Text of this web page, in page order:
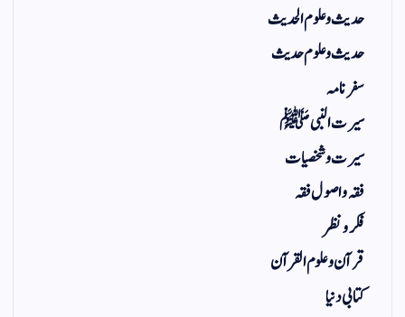
حدیث و علوم الحدیث
حدیث و علوم حدیث
سفر نامہ
سیرت النبی ﷺ
سیرت و شخصیات
فقہ و اصول فقہ
فکر و نظر
قرآن و علوم القرآن
کتابی دنیا